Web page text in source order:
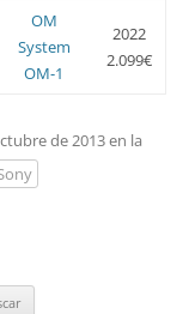
OM
System
OM-1
2022
2.099€
de 2013 en la